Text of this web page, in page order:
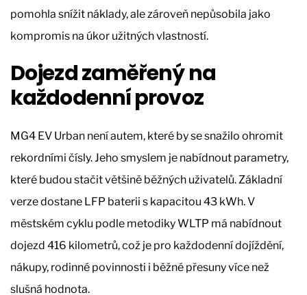
pomohla snížit náklady, ale zároveň nepůsobila jako
kompromis na úkor užitných vlastností.
Dojezd zaměřený na
každodenní provoz
MG4 EV Urban není autem, které by se snažilo ohromit
rekordními čísly. Jeho smyslem je nabídnout parametry,
které budou stačit většině běžných uživatelů. Základní
verze dostane LFP baterii s kapacitou 43 kWh. V
městském cyklu podle metodiky WLTP má nabídnout
dojezd 416 kilometrů, což je pro každodenní dojíždění,
nákupy, rodinné povinnosti i běžné přesuny více než
slušná hodnota.